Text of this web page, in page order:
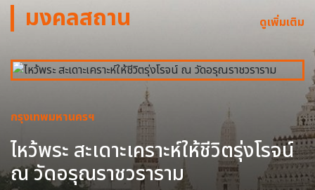
มงคลสถาน ดูเพิ่มเติม
กรุงเทพมหานครฯ
ไหว้พระ สะเดาะเคราะห์ให้ชีวิตรุ่งโรจน์
ณ วัดอรุณราชวราราม